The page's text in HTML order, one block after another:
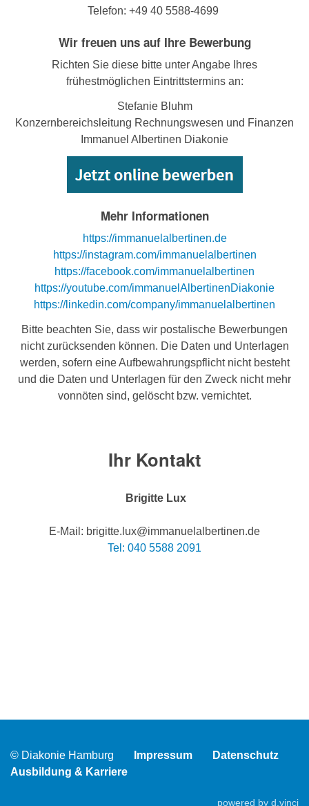
Telefon: +49 40 5588-4699
Wir freuen uns auf Ihre Bewerbung
Richten Sie diese bitte unter Angabe Ihres
frühestmöglichen Eintrittstermins an:
Stefanie Bluhm
Konzernbereichsleitung Rechnungswesen und Finanzen
Immanuel Albertinen Diakonie
Mehr Informationen
https://immanuelalbertinen.de
https://instagram.com/immanuelalbertinen
https://facebook.com/immanuelalbertinen
https://youtube.com/immanuelAlbertinenDiakonie
https://linkedin.com/company/immanuelalbertinen
Bitte beachten Sie, dass wir postalische Bewerbungen
nicht zurücksenden können. Die Daten und Unterlagen
werden, sofern eine Aufbewahrungspflicht nicht besteht
und die Daten und Unterlagen für den Zweck nicht mehr
vonnöten sind, gelöscht bzw. vernichtet.
Ihr Kontakt
Brigitte Lux
E-Mail: brigitte.lux@immanuelalbertinen.de
Tel: 040 5588 2091
© Diakonie Hamburg Impressum
Datenschutz
Ausbildung & Karriere
powered by d.vinci